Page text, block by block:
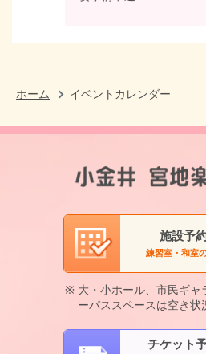
ホーム イベントカレンダー
施設予
練習室・和室
大・小ホール、市民ギャ
ーパススペースは空き状
チケット